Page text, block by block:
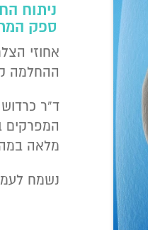
ניתוח
ספק
אחוזי
ההחלמה
ד”ר
המפרקים
מלאה
נשמח